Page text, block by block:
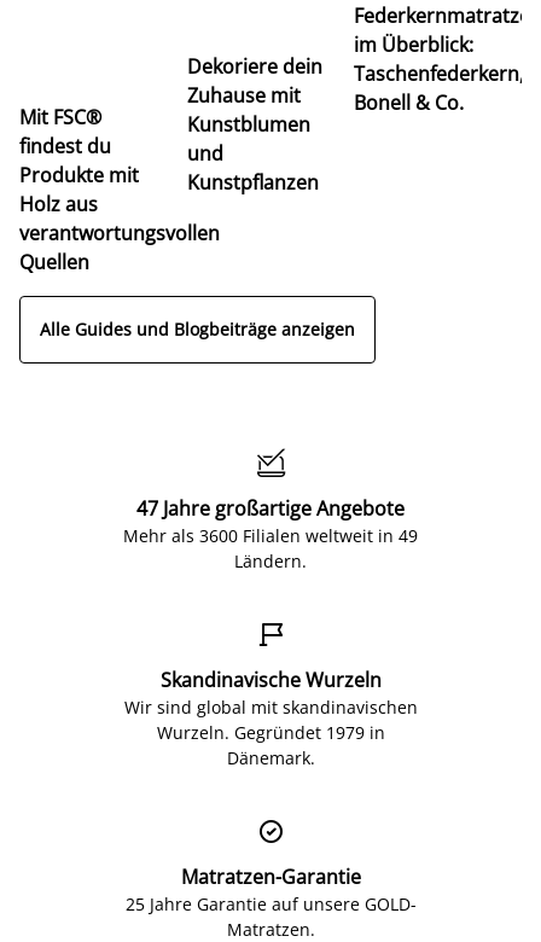
Mit FSC®
findest du
Produkte mit
Holz aus
verantwortungsvollen
Quellen
Dekoriere dein
Zuhause mit
Kunstblumen
und
Kunstpflanzen
im Überblick:
Taschenfederkern,
Bonell & Co.
Alle Guides und Blogbeiträge anzeigen

47 Jahre großartige Angebote
Mehr als 3600 Filialen weltweit in 49
Ländern.

Skandinavische Wurzeln
Wir sind global mit skandinavischen
Wurzeln. Gegründet 1979 in
Dänemark.

Matratzen-Garantie
25 Jahre Garantie auf unsere GOLD-
Matratzen.